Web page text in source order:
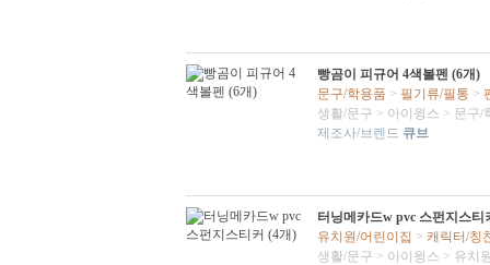
빵곰이 피규어 4색볼펜 (6개)
문구/학용품 > 필기류/필통 >
생활/문구 > 아이윙스 > 문구/
제조사/브렌드 큐브
터닝메카드w pvc 스펀지스티
유치원/어린이집 > 캐릭터/칭
생활/문구 > 아이윙스 > 유치